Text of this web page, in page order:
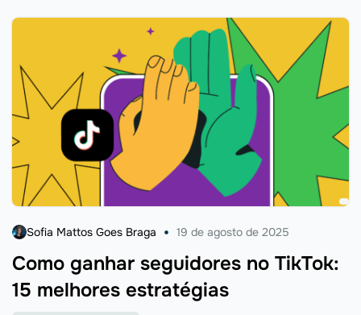
Como ganhar seguidores no TikTok:
15 melhores estratégias
Sofia Mattos Goes Braga 19 de agosto de 2025